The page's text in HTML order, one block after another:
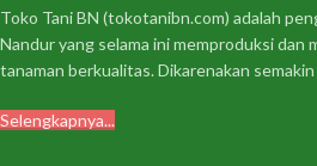
Toko Tani BN (tokotanibn.com) adalah
Nandur yang selama ini memproduksi dan
tanaman berkualitas. Dikarenakan
Selengkapnya...